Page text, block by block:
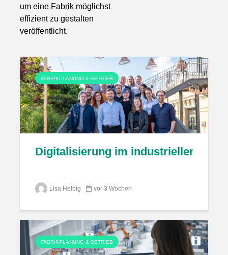
um eine Fabrik möglichst
effizient zu gestalten
veröffentlicht.
FABRIKPLANUNG & BETRIEB
Digitalisierung im industriellen
Lisa Helbig vor 3 Wochen
FABRIKPLANUNG & BETRIEB